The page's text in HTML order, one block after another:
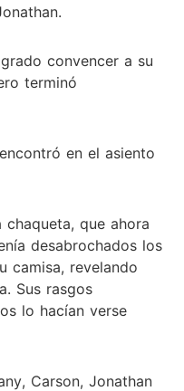
convencer a su
terminó
en el asiento
que ahora
desabrochados los
camisa, revelando
Sus rasgos
lo hacían verse
Carson, Jonathan